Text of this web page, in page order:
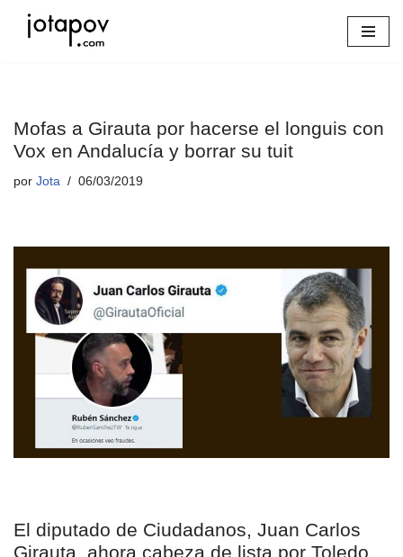
Mofas a Girauta por hacerse el longuis con
Vox en Andalucía y borrar su tuit
por Jota 06/03/2019
El diputado de Ciudadanos, Juan Carlos
Girauta, ahora cabeza de lista por Toledo,